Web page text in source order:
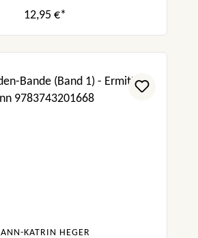
12,95 €*
ANN-KATRIN HEGER